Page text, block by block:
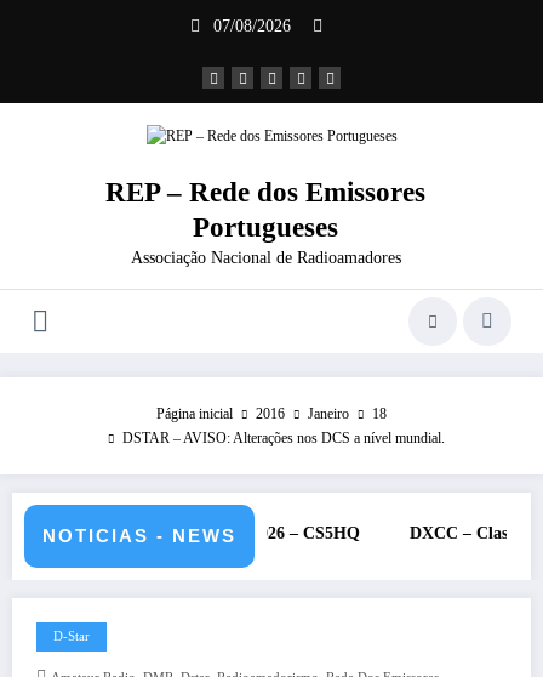
07/08/2026
REP – Rede dos Emissores
Portugueses
Associação Nacional de Radioamadores
Página inicial 2016 Janeiro
18
DSTAR – AVISO: Alterações nos DCS a nível mundial.
NOTICIAS - NEWS
– 11 e 12 de julho de 2026 – CS5HQ DXCC – Classificação
D-Star